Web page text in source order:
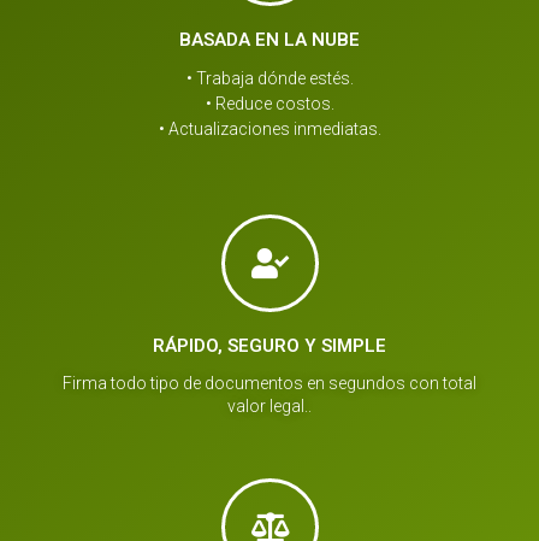
BASADA EN LA NUBE
• Trabaja dónde estés.
• Reduce costos.
• Actualizaciones inmediatas.
RÁPIDO, SEGURO Y SIMPLE
Firma todo tipo de documentos en segundos con total
valor legal..